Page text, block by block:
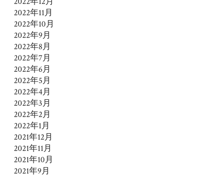
2022年11月
2022年10月
2022年9月
2022年8月
2022年7月
2022年6月
2022年5月
2022年4月
2022年3月
2022年2月
2022年1月
2021年12月
2021年11月
2021年10月
2021年9月